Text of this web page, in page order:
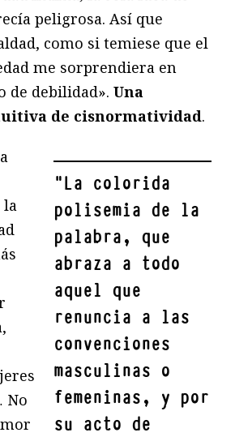
peligrosa. Así que
como si temiese que el
me sorprendiera en
de debilidad». Una
de cisnormatividad.
"La colorida
polisemia de la
palabra, que
abraza a todo
aquel que
renuncia a las
convenciones
masculinas o
femeninas, y por
su acto de
la
No